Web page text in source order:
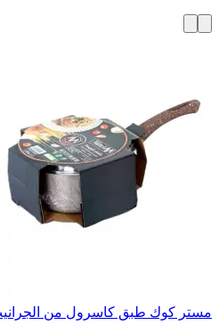
مستر كوك طبق كاسرول من